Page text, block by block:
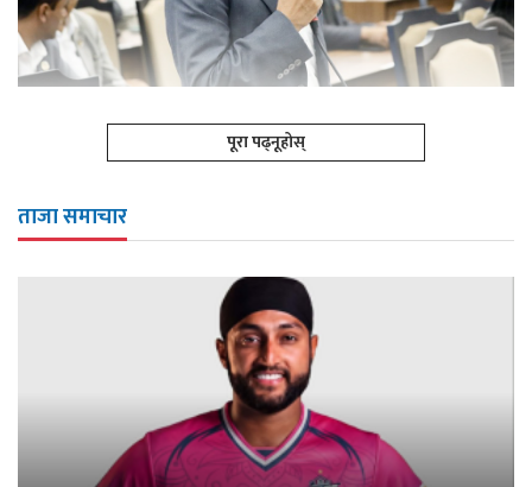
पूरा पढ्नूहोस्
ताजा समाचार